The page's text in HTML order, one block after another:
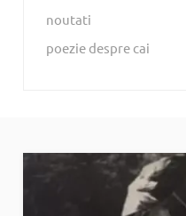
noutati
poezie despre cai